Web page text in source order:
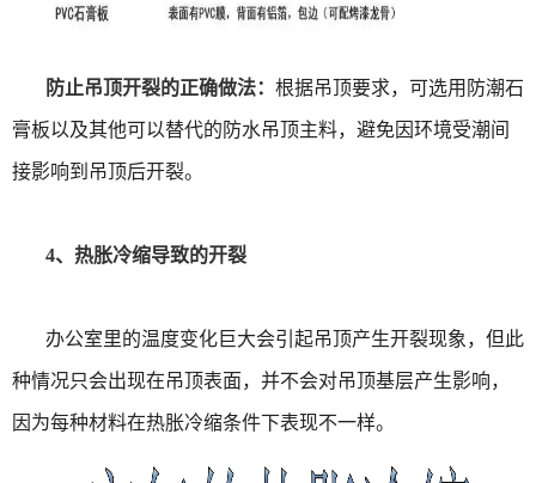
防止吊顶开裂的正确做法： 根据吊顶要求，可选用防潮石
膏板以及其他可以替代的防水吊顶主料，避免因环境受潮间
接影响到吊顶后开裂。
4、热胀冷缩导致的开裂
办公室里的温度变化巨大会引起吊顶产生开裂现象，但此
种情况只会出现在吊顶表面，并不会对吊顶基层产生影响，
因为每种材料在热胀冷缩条件下表现不一样。